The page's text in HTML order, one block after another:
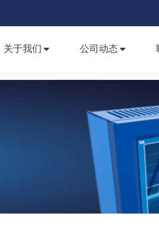
关于我们 公司动态